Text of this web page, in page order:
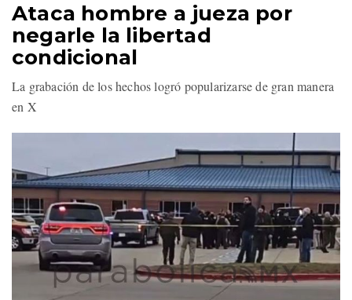
Ataca hombre a jueza por
negarle la libertad
condicional
La grabación de los hechos logró popularizarse de gran manera
en X